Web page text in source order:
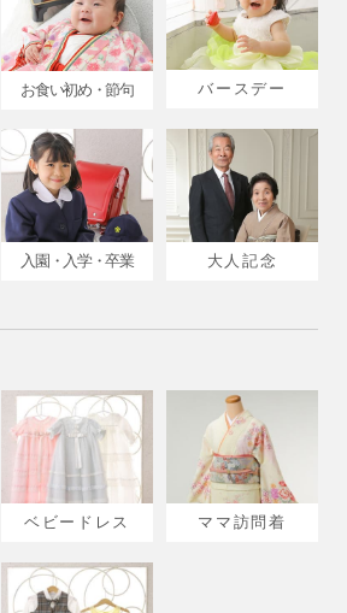
お食い初め・節句 バースデー
入園・入学・卒業 大人記念
ベビードレス ママ訪問着